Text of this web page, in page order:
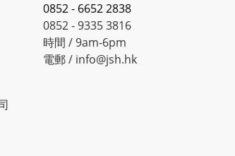
0852 - 6652 2838
0852 - 9335 3816
時間 / 9am-6pm
電郵 / info@jsh.hk